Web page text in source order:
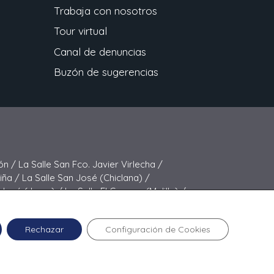
Trabaja con nosotros
Tour virtual
Canal de denuncias
Buzón de sugerencias
/ La Salle San Fco. Javier Virlecha /
/ La Salle San José (Chiclana) /
José (Jerez) /La Salle El Carmen (Melilla) /
© 2024 La Salle Melillla.
Rechazar Configuración de Cookies